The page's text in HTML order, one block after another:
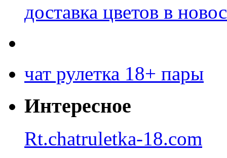
доставка цветов в
чат рулетка 18+ пары
Интересное
Rt.chatruletka-18.com